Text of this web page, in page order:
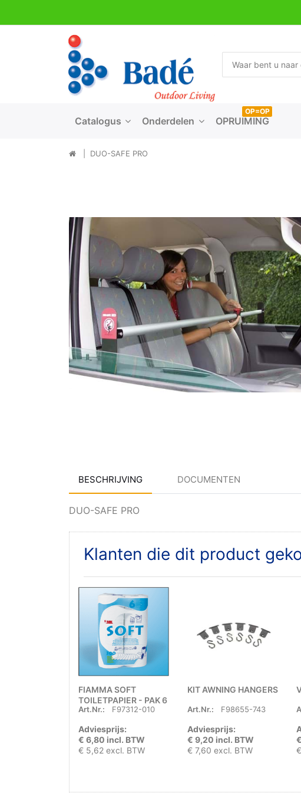
Catalogus Onderdelen OPRUIMING
OP=OP
DUO-SAFE PRO
BESCHRIJVING DOCUMENTEN
DUO-SAFE PRO
Klanten die dit product
FIAMMA SOFT
TOILETPAPIER - PAK 6
ROLLEN
Art.Nr.: F97312-010
Adviesprijs:
€ 6,80 incl. BTW
€ 5,62 excl. BTW
KIT AWNING HANGERS
Art.Nr.: F98655-743
Adviesprijs:
€ 9,20 incl. BTW
€ 7,60 excl. BTW